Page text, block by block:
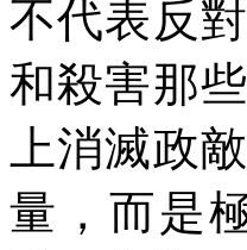
不代表反
和殺害那
上消滅政
量，而是